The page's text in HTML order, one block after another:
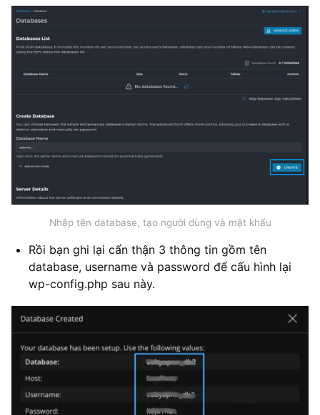
Nhập tên database, tạo người dùng và mật khẩu
Rồi bạn ghi lại cẩn thận 3 thông tin gồm tên
database, username và password để cấu hình lại
wp-config.php sau này.